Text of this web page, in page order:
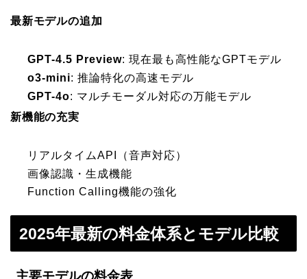
最新モデルの追加
GPT-4.5 Preview: 現在最も高性能なGPTモデル
o3-mini: 推論特化の高速モデル
GPT-4o: マルチモーダル対応の万能モデル
新機能の充実
リアルタイムAPI（音声対応）
画像認識・生成機能
Function Calling機能の強化
2025年最新の料金体系とモデル比較
主要モデルの料金表